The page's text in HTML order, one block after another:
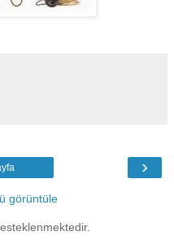
›
görüntüle